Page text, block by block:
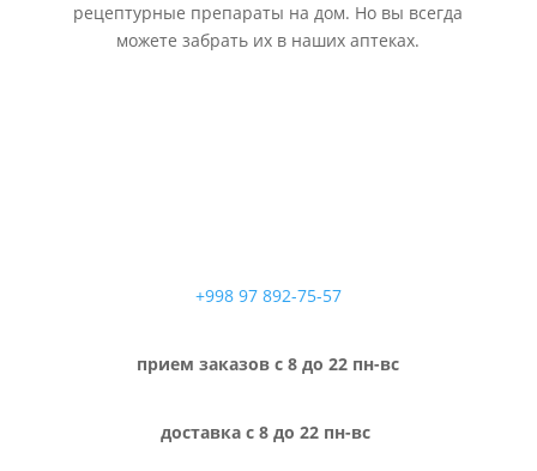
рецептурные препараты на дом. Но вы всегда
можете забрать их в наших аптеках.
+998 97 892-75-57
прием заказов с 8 до 22 пн-вс
доставка с 8 до 22 пн-вс